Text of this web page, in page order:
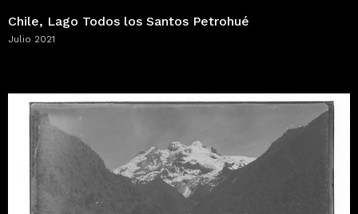
Chile, Lago Todos los Santos Petrohué
Julio 2021